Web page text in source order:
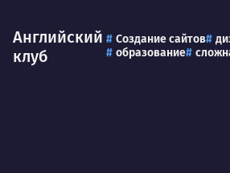
Английский
клуб
Создание сайтов
образование